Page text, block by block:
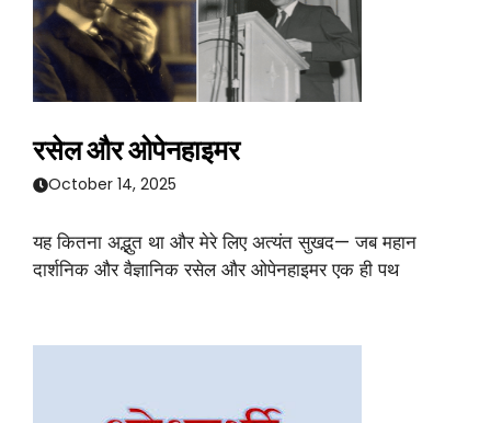
रसेल और ओपेनहाइमर
October 14, 2025
यह कितना अद्भुत था और मेरे लिए अत्यंत सुखद— जब महान
दार्शनिक और वैज्ञानिक रसेल और ओपेनहाइमर एक ही पथ